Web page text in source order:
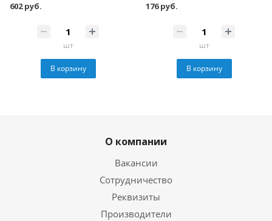
602 руб.
шт
В корзину
176 руб.
шт
В корзину
О компании
Вакансии
Сотрудничество
Реквизиты
Производители